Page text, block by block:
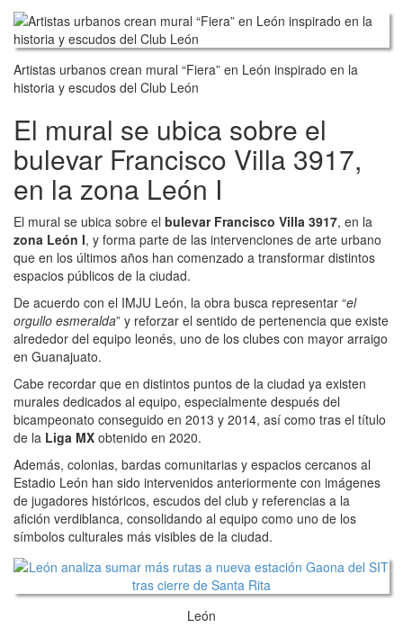
Artistas urbanos crean mural “Fiera” en León inspirado en la
historia y escudos del Club León
El mural se ubica sobre el
bulevar Francisco Villa 3917,
en la zona León I
El mural se ubica sobre el bulevar Francisco Villa 3917, en la
zona León I, y forma parte de las intervenciones de arte urbano
que en los últimos años han comenzado a transformar distintos
espacios públicos de la ciudad.
De acuerdo con el IMJU León, la obra busca representar “el
orgullo esmeralda” y reforzar el sentido de pertenencia que existe
alrededor del equipo leonés, uno de los clubes con mayor arraigo
en Guanajuato.
Cabe recordar que en distintos puntos de la ciudad ya existen
murales dedicados al equipo, especialmente después del
bicampeonato conseguido en 2013 y 2014, así como tras el título
de la Liga MX obtenido en 2020.
Además, colonias, bardas comunitarias y espacios cercanos al
Estadio León han sido intervenidos anteriormente con imágenes
de jugadores históricos, escudos del club y referencias a la
afición verdiblanca, consolidando al equipo como uno de los
símbolos culturales más visibles de la ciudad.
León